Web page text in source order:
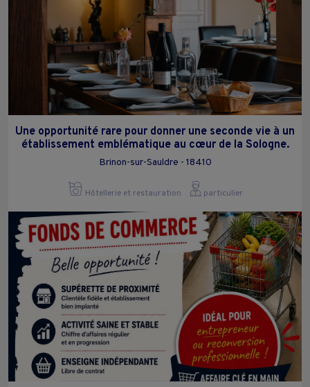
Une opportunité rare pour donner une seconde vie à un
établissement emblématique au cœur de la Sologne.
Brinon-sur-Sauldre - 18410
Hôtellerie et restauration particulier